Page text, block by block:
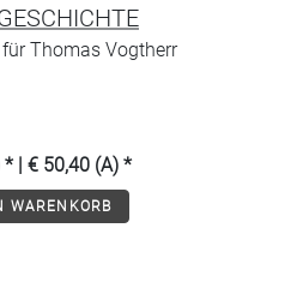
Thomas Vogtherr
* | € 50,40 (A) *
WARENKORB